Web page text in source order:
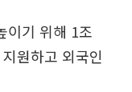
이기 위해 1조
원하고 외국인